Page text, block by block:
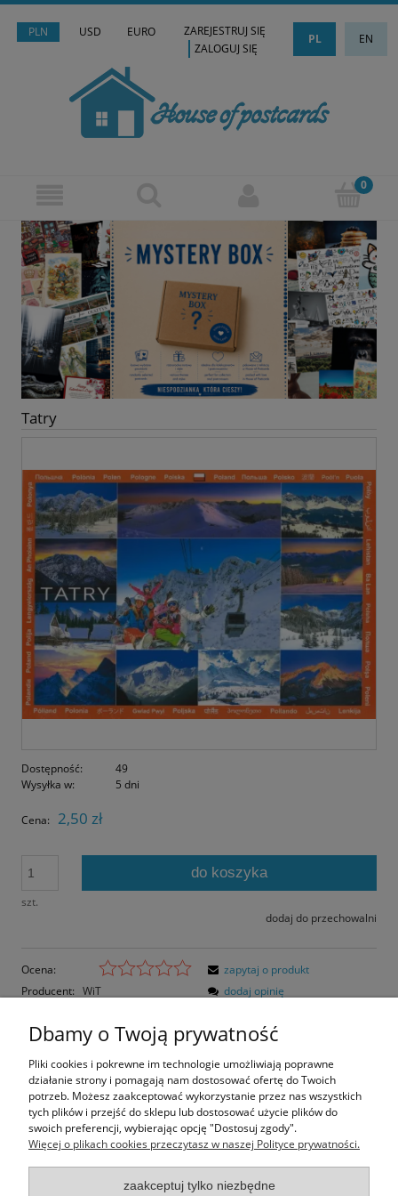
PLN USD EURO PL EN
ZAREJESTRUJ SIĘ
ZALOGUJ SIĘ
Tatry
Dostępność:
49
Wysyłka w:
5 dni
Cena: 2,50 zł
szt.
do koszyka
dodaj do przechowalni
Ocena:
Producent: WiT
zapytaj o produkt
dodaj opinię
Opis
Opinie o produkcie (0)
Rozmiar pocztówki: 14,8x10,5 cm
Dbamy o Twoją prywatność
Pliki cookies i pokrewne im technologie umożliwiają poprawne
działanie strony i pomagają nam dostosować ofertę do Twoich
potrzeb. Możesz zaakceptować wykorzystanie przez nas wszystkich
tych plików i przejść do sklepu lub dostosować użycie plików do
swoich preferencji, wybierając opcję "Dostosuj zgody".
Więcej o plikach cookies przeczytasz w naszej Polityce prywatności.
zaakceptuj tylko niezbędne